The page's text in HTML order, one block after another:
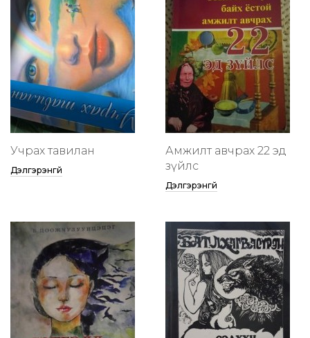
Учрах тавилан
Дэлгэрэнгүй
Амжилт авчрах 22 эд
зүйлс
Дэлгэрэнгүй